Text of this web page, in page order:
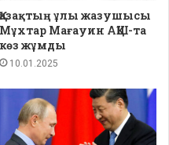
Қазақтың ұлы жазушысы
Мұхтар Мағауин АҚШ-та
көз жұмды
10.01.2025